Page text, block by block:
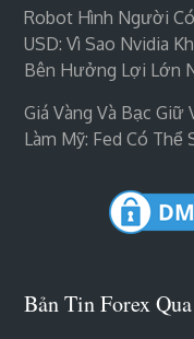
Robot Hình Người
USD: Vì Sao Nvidia
Bên Hưởng Lợi Lớn
Giá Vàng Và Bạc
Làm Mỹ: Fed Có Thể
Bản Tin Forex